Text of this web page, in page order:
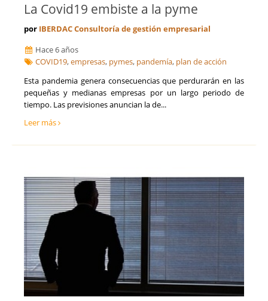
La Covid19 embiste a la pyme
por IBERDAC Consultoría de gestión empresarial
Hace 6 años
COVID19,empresas, pymes, pandemía, plan de acción
Esta pandemia genera consecuencias que perdurarán en las
pequeñas y medianas empresas por un largo periodo de
tiempo. Las previsiones anuncian la de...
Leer más